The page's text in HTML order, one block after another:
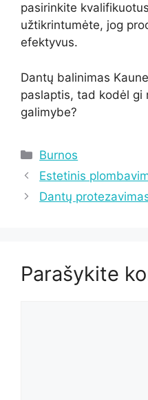
pasirinkite
užtikrintumėte, jog
efektyvus.
Dantų balinimas
paslaptis, tad kodėl gi
galimybe?
Kategorijos
Burnos
Estetinis
Dantų
Parašykite